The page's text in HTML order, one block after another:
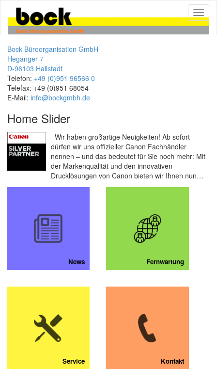
Toggle
bock büroorganisation GmbH
Bock Büroorganisation GmbH
Heganger 7
D-96103 Hallstadt
Telefon: +49 (0)951 96566 0
Telefax: +49 (0)951 68054
E-Mail: info@bockgmbh.de
Home Slider
Wir haben großartige Neuigkeiten! Ab sofort
dürfen wir uns offizieller Canon Fachhändler
nennen – und das bedeutet für Sie noch mehr: Mit
der Markenqualität und den innovativen
Drucklösungen von Canon bieten wir Ihnen nun…
News Fernwartung
Service Kontakt